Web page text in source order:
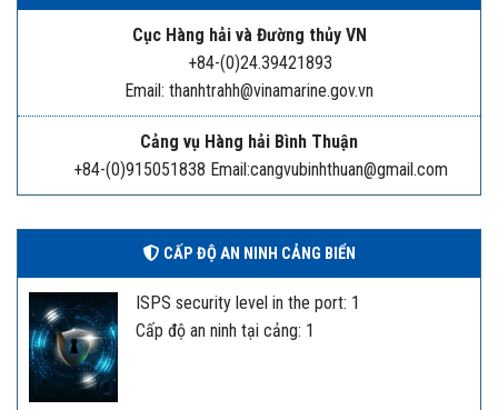
Cục Hàng hải và Đường thủy VN
+84-(0)24.39421893
Email: thanhtrahh@vinamarine.gov.vn
Cảng vụ Hàng hải Bình Thuận
+84-(0)915051838 Email:cangvubinhthuan@gmail.com
CẤP ĐỘ AN NINH CẢNG BIỂN
ISPS security level in the port: 1
Cấp độ an ninh tại cảng: 1